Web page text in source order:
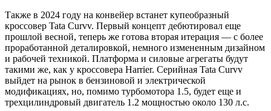
Также в 2024 году на конвейер встанет купеобразный
кроссовер Tata Curvv. Первый концепт дебютировал еще
прошлой весной, теперь же готова вторая итерация — с более
проработанной деталировкой, немного измененным дизайном
и рабочей техникой. Платформа и силовые агрегаты будут
такими же, как у кроссовера Harrier. Серийная Tata Curvv
выйдет на рынок в бензиновой и электрической
модификациях, но, помимо турбомотора 1.5, будет еще и
трехцилиндровый двигатель 1.2 мощностью около 130 л.с.